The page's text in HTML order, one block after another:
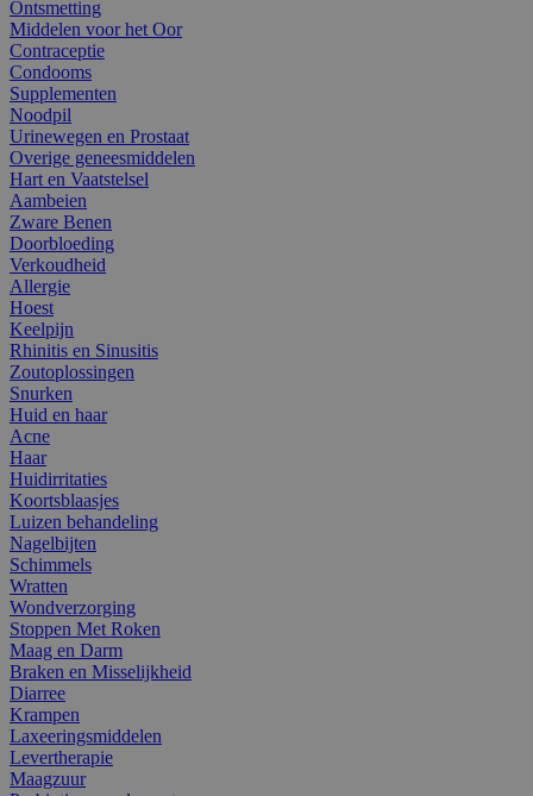
Ontsmetting
Middelen voor het Oor
Contraceptie
Condooms
Supplementen
Noodpil
Urinewegen en Prostaat
Overige geneesmiddelen
Hart en Vaatstelsel
Aambeien
Zware Benen
Doorbloeding
Verkoudheid
Allergie
Hoest
Keelpijn
Rhinitis en Sinusitis
Zoutoplossingen
Snurken
Huid en haar
Acne
Haar
Huidirritaties
Koortsblaasjes
Luizen behandeling
Nagelbijten
Schimmels
Wratten
Wondverzorging
Stoppen Met Roken
Maag en Darm
Braken en Misselijkheid
Diarree
Krampen
Laxeeringsmiddelen
Levertherapie
Maagzuur